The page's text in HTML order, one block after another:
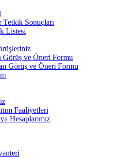
Tetkik Sonuçları
Listesi
Görüş ve Öneri Formu
Görüş ve Öneri Formu
Faaliyetleri
Hesaplarımız